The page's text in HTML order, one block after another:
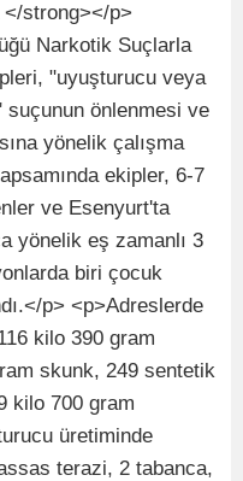
strong></p>
Narkotik Suçlarla
"uyuşturucu veya
suçunun önlenmesi ve
yönelik çalışma
ekipler, 6-7
ve Esenyurt'ta
yönelik eş zamanlı 3
biri çocuk
p> <p>Adreslerde
kilo 390 gram
skunk, 249 sentetik
kilo 700 gram
üretiminde
terazi, 2 tabanca,